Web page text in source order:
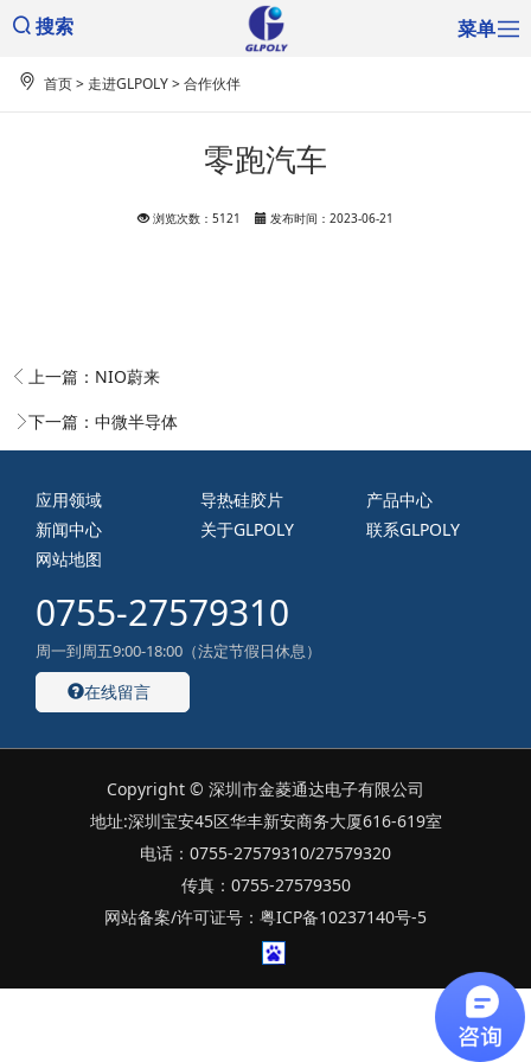
搜索 菜单
首页> 走进GLPOLY>合作伙伴
零跑汽车
浏览次数：5121 发布时间：2023-06-21
上一篇： NIO蔚来
下一篇： 中微半导体
应用领域 导热硅胶片
产品中心
新闻中心
关于GLPOLY
联系GLPOLY
网站地图
0755-27579310
周一到周五9:00-18:00（法定节假日休息）
在线留言
Copyright © 深圳市金菱通达电子有限公司
地址:深圳宝安45区华丰新安商务大厦616-619室
电话：0755-27579310/27579320
传真：0755-27579350
网站备案/许可证号：粤ICP备10237140号-5